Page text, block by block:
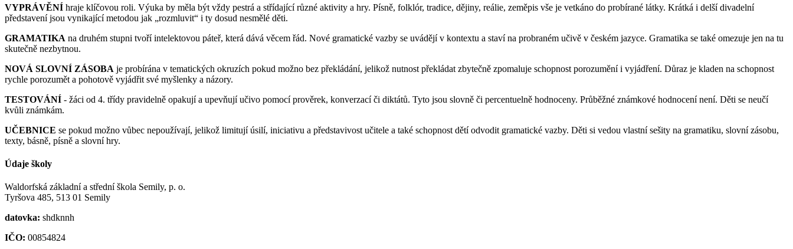
VYPRÁVĚNÍ hraje klíčovou roli. Výuka by měla být vždy pestrá a střídající různé aktivity a hry. Písně, folklór, tradice, dějiny, reálie, zeměpis vše je vetkáno do probírané látky. Krátká i delší divadelní
představení jsou vynikající metodou jak „rozmluvit“ i ty dosud nesmělé děti.
GRAMATIKA na druhém stupni tvoří intelektovou páteř, která dává věcem řád. Nové gramatické vazby se uvádějí v kontextu a staví na probraném učivě v českém jazyce. Gramatika se také omezuje jen na tu
skutečně nezbytnou.
NOVÁ SLOVNÍ ZÁSOBA je probírána v tematických okruzích pokud možno bez překládání, jelikož nutnost překládat zbytečně zpomaluje schopnost porozumění i vyjádření. Důraz je kladen na schopnost
rychle porozumět a pohotově vyjádřit své myšlenky a názory.
TESTOVÁNÍ - žáci od 4. třídy pravidelně opakují a upevňují učivo pomocí prověrek, konverzací či diktátů. Tyto jsou slovně či percentuelně hodnoceny. Průběžné známkové hodnocení není. Děti se neučí
kvůli známkám.
UČEBNICE se pokud možno vůbec nepoužívají, jelikož limitují úsilí, iniciativu a představivost učitele a také schopnost dětí odvodit gramatické vazby. Děti si vedou vlastní sešity na gramatiku, slovní zásobu,
texty, básně, písně a slovní hry.
Údaje školy
Waldorfská základní a střední škola Semily, p. o.
Tyršova 485, 513 01 Semily
datovka: shdknnh
IČO: 00854824